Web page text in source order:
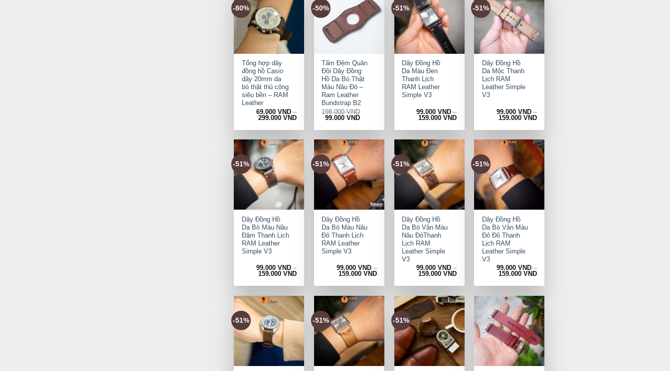
-80%
Tổng hợp dây
đồng hồ Casio
dây 20mm da
bò thật thủ công
siêu bền – RAM
Leather
69.000 VND–
299.000 VND
-50%
Tấm Đệm Quân
Đội Dây Đồng
Hồ Da Bò Thật
Màu Nâu Đỏ –
Ram Leather
Bundstrap B2
198.000VND
Original
was:
99.000VNDCurrent
is:
-51%
+
Dây Đồng Hồ
Da Màu Đen
Thanh Lịch
RAM Leather
Simple V3
99.000VND –
159.000VND
-51%
+
Dây Đồng Hồ
Da Mộc Thanh
Lịch RAM
Leather Simple
V3
99.000 VND–
159.000 VND
-51%
Dây Đồng Hồ
Da Bò Màu Nâu
Đậm Thanh Lịch
RAM Leather
Simple V3
99.000 VND–
159.000 VND
-51%
Dây Đồng Hồ
Da Bò Màu Nâu
Đỏ Thanh Lịch
RAM Leather
Simple V3
99.000 VND–
159.000 VND
-51%
Dây Đồng Hồ
Da Bò Vân Màu
Nâu ĐỏThanh
Lịch RAM
Leather Simple
V3
99.000VND –
159.000VND
-51%
+
Dây Đồng Hồ
Da Bò Vân Màu
Đỏ Đô Thanh
Lịch RAM
Leather Simple
V3
99.000 VND–
159.000 VND
-51% -51% -51%
+